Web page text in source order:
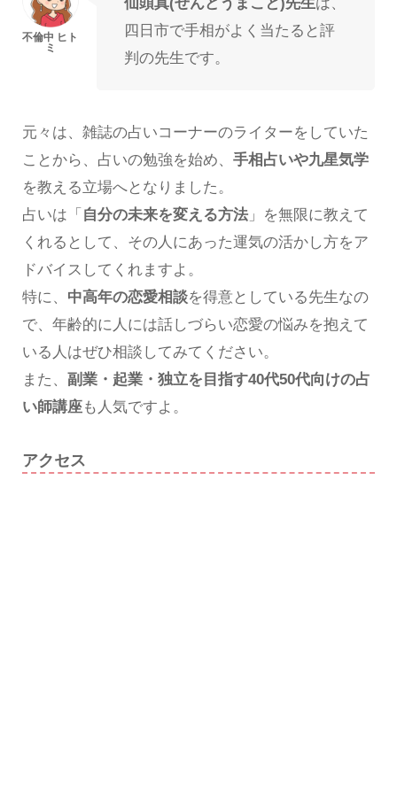
仙頭真(せんどうまこと)先生は、
四日市で手相がよく当たると評
判の先生です。
元々は、雑誌の占いコーナーのライターをしていた
ことから、占いの勉強を始め、 手相占いや九星気学
を教える立場へとなりました。
占いは「 自分の未来を変える方法」を無限に教えて
くれるとして、その人にあった運気の活かし方をア
ドバイスしてくれますよ。
特に、 中高年の恋愛相談を得意としている先生なの
で、年齢的に人には話しづらい恋愛の悩みを抱えて
いる人はぜひ相談してみてください。
また、 副業・起業・独立を目指す40代50代向けの占
い師講座も人気ですよ。
アクセス